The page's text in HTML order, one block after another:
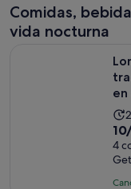
Comidas,
vida nocturna
10
4